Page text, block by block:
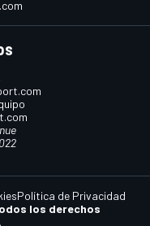
los derechos
Política de Privacidad